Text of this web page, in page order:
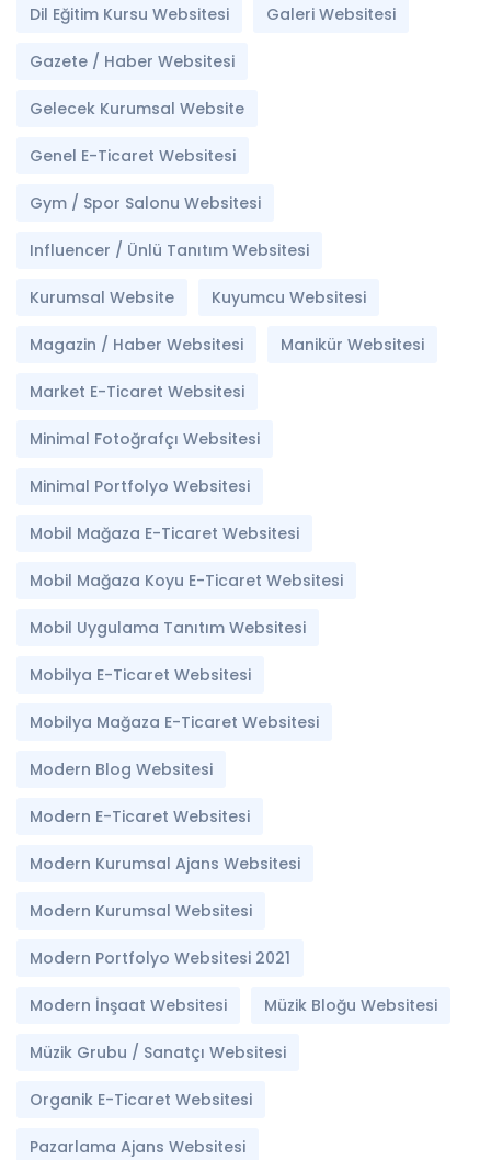
Dil Eğitim Kursu Websitesi Galeri Websitesi
Gazete / Haber Websitesi
Gelecek Kurumsal Website
Genel E-Ticaret Websitesi
Gym / Spor Salonu Websitesi
Influencer / Ünlü Tanıtım Websitesi
Kurumsal Website Kuyumcu Websitesi
Magazin / Haber Websitesi Manikür Websitesi
Market E-Ticaret Websitesi
Minimal Fotoğrafçı Websitesi
Minimal Portfolyo Websitesi
Mobil Mağaza E-Ticaret Websitesi
Mobil Mağaza Koyu E-Ticaret Websitesi
Mobil Uygulama Tanıtım Websitesi
Mobilya E-Ticaret Websitesi
Mobilya Mağaza E-Ticaret Websitesi
Modern Blog Websitesi
Modern E-Ticaret Websitesi
Modern Kurumsal Ajans Websitesi
Modern Kurumsal Websitesi
Modern Portfolyo Websitesi 2021
Modern İnşaat Websitesi Müzik Bloğu Websitesi
Müzik Grubu / Sanatçı Websitesi
Organik E-Ticaret Websitesi
Pazarlama Ajans Websitesi